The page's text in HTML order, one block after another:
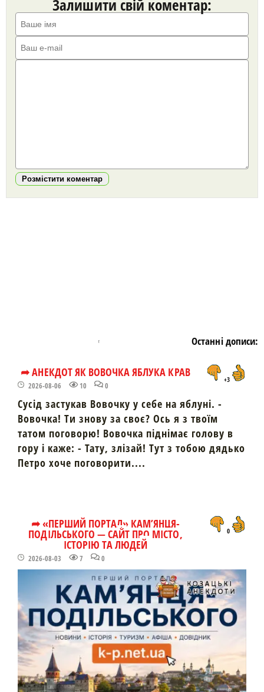
Залишити свій коментар:
Розмістити коментар
Останні дописи:
➦ АНЕКДОТ ЯК ВОВОЧКА ЯБЛУКА КРАВ
2026-08-06 10 0
+3
Сусід застукав Вовочку у себе на яблуні. -
Вовочка! Ти знову за своє? Ось я з твоїм
татом поговорю! Вовочка піднімає голову в
гору і каже: - Тату, злізай! Тут з тобою дядько
Петро хоче поговорити....
➦ «ПЕРШИЙ ПОРТАЛ» КАМ’ЯНЦЯ-
ПОДІЛЬСЬКОГО — САЙТ ПРО МІСТО,
ІСТОРІЮ ТА ЛЮДЕЙ
2026-08-03 7 0
0